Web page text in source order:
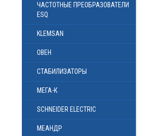
ЧАСТОТНЫЕ ПРЕОБРАЗОВАТЕЛИ
ESQ
KLEMSAN
ОВЕН
СТАБИЛИЗАТОРЫ
МЕГА-К
SCHNEIDER ELECTRIC
МЕАНДР